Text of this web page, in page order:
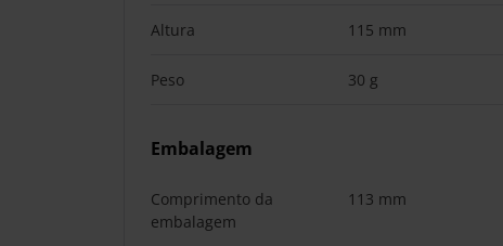
Altura 115 mm
Peso 30 g
Embalagem
Comprimento da
embalagem
113 mm